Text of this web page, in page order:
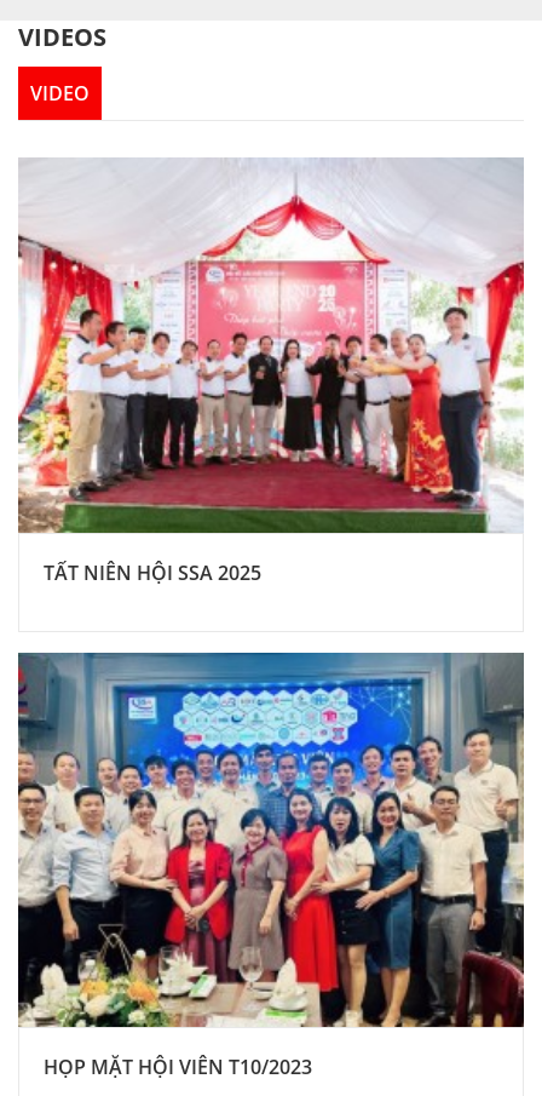
VIDEOS
VIDEO
TẤT NIÊN HỘI SSA 2025
HỌP MẶT HỘI VIÊN T10/2023